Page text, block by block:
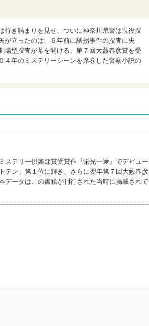
行き詰まりを見せ、ついに神奈川県警は現役捜
立ったのは、６年前に誘拐事件の捜査に失
場型捜査が幕を開ける。第７回大藪春彦賞を受
年のミステリーシーンを席巻した警察小説の
テリー倶楽部賞受賞作『栄光一途』でデビュー
テン」第１位に輝き、さらに翌年第７回大藪春
データはこの書籍が刊行された当時に掲載され